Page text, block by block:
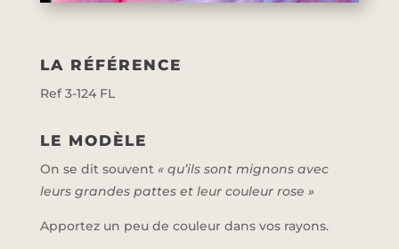
LA RÉFÉRENCE
Ref 3-124 FL
LE MODÈLE
On se dit souvent « qu’ils sont mignons avec
leurs grandes pattes et leur couleur rose »
Apportez un peu de couleur dans vos rayons.